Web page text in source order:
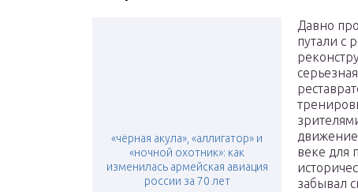
«чёрная акула», «аллигатор» и
«ночной охотник»: как
изменилась армейская авиация
россии за 70 лет
Давно
путали с
движение
веке для
забывал